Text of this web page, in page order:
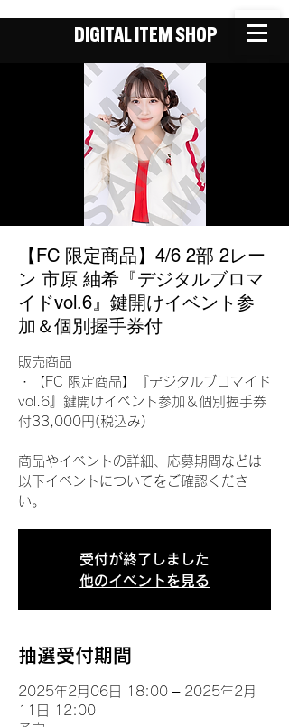
DIGITAL ITEM SHOP
【FC 限定商品】4/6 2部 2レー
ン 市原 紬希『デジタルブロマ
イドvol.6』鍵開けイベント参
加＆個別握手券付
販売商品
・【FC 限定商品】『デジタルブロマイド
vol.6』鍵開けイベント参加＆個別握手券
付33,000円(税込み)
商品やイベントの詳細、応募期間などは
以下イベントについてをご確認くださ
い。
受付が終了しました
他のイベントを見る
抽選受付期間
2025年2月06日 18:00 – 2025年2月
11日 12:00